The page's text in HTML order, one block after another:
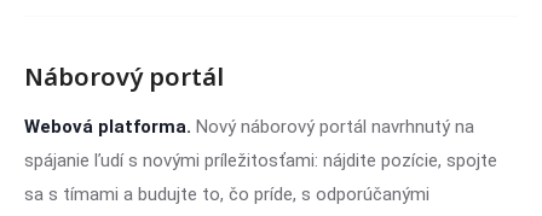
Náborový portál
Webová platforma. Nový náborový portál navrhnutý na
spájanie ľudí s novými príležitosťami: nájdite pozície, spojte
sa s tímami a budujte to, čo príde, s odporúčanými